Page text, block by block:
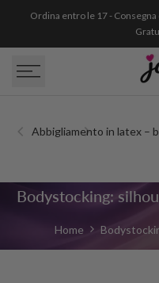
contenuto
Ordina entro le 17 -
Abbigliamento in latex –
Bodystocking
e
Bodystocking:
Home